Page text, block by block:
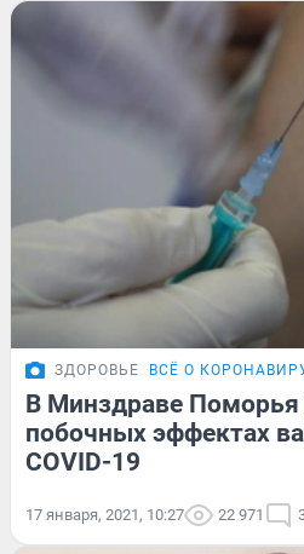
ЗДОРОВЬЕ ВСЁ О
В Минздраве Поморья
побочных эффектах
COVID-19
17 января, 2021, 10:27 22 971